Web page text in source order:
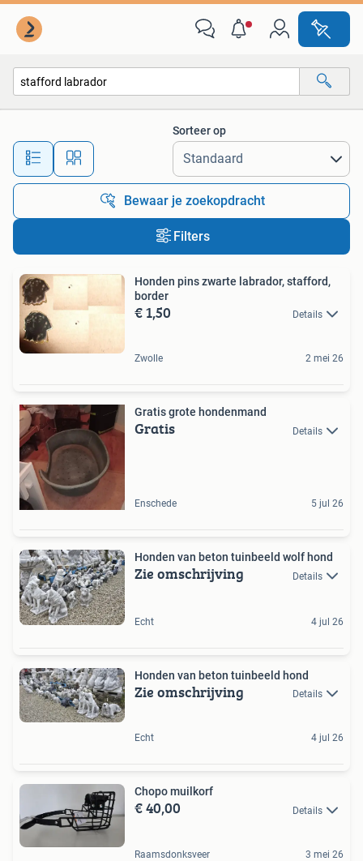
Alle afstanden…
Sorteer op
Bewaar je zoekopdracht
Filters
Honden pins zwarte labrador, stafford,
border
€ 1,50 Details
Zwolle 2 mei 26
Gratis grote hondenmand
Gratis Details
Enschede 5 jul 26
Honden van beton tuinbeeld wolf hond
Zie omschrijving Details
Echt 4 jul 26
Honden van beton tuinbeeld hond
Zie omschrijving Details
Echt 4 jul 26
Chopo muilkorf
€ 40,00 Details
Raamsdonksveer 3 mei 26